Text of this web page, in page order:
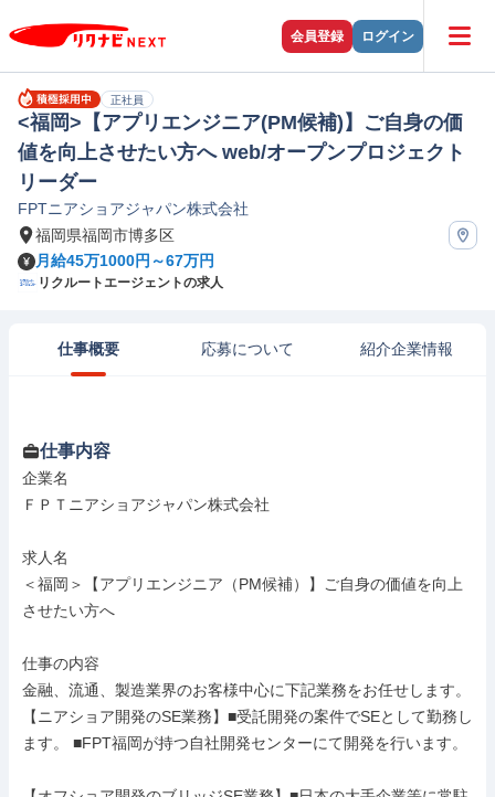
会員登録 ログイン
正社員
<福岡>【アプリエンジニア(PM候補)】ご自身の価
値を向上させたい方へ web/オープンプロジェクト
リーダー
FPTニアショアジャパン株式会社
福岡県福岡市博多区
月給45万1000円～67万円
リクルートエージェントの求人
仕事概要 応募について 紹介企業情報
仕事内容
企業名
ＦＰＴニアショアジャパン株式会社
求人名
＜福岡＞【アプリエンジニア（PM候補）】ご自身の価値を向上
させたい方へ
仕事の内容
金融、流通、製造業界のお客様中心に下記業務をお任せします。
【ニアショア開発のSE業務】■受託開発の案件でSEとして勤務し
ます。 ■FPT福岡が持つ自社開発センターにて開発を行います。